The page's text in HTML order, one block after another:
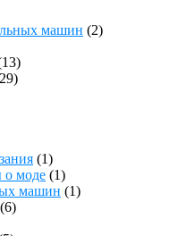
машин (2)
(1)
о моде (1)
машин (1)
(6)